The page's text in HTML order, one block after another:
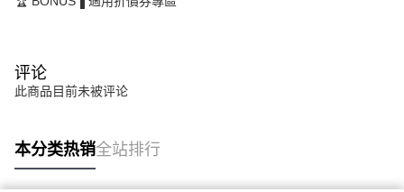
评论
此商品目前未被评论
本分类热销全站排行